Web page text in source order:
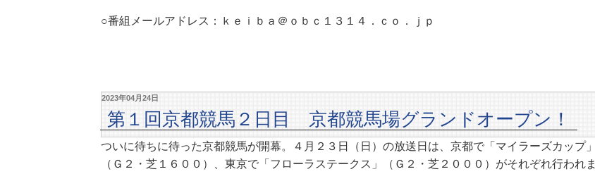
○番組メールアドレス：ｋｅｉｂａ＠ｏｂｃ１３１４．ｃｏ．ｊｐ
2023年04月24日
第１回京都競馬２日目 京都競馬場グランドオープン！
ついに待ちに待った京都競馬が開幕。４月２３日（日）の放送日は、京都で「マイラーズカップ」
（Ｇ２・芝１６００）、東京で「フローラステークス」（Ｇ２・芝２０００）がそれぞれ行われま